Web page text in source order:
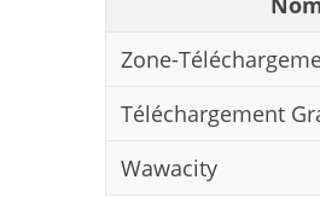
Zone-
Téléchargement
Wawacity
S
a